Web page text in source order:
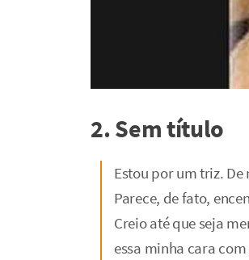
2. Sem título
Estou por um triz. De
Parece, de fato,
Creio até que seja
essa minha cara